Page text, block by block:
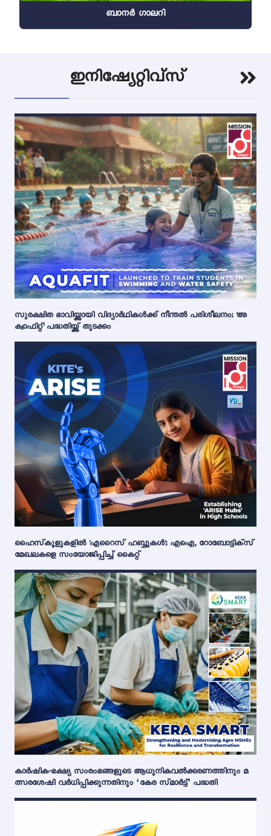
ബാനർ ഗാലറി
ഇനിഷ്യേറ്റിവ്സ്
സുരക്ഷിത ഭാവിയ്ക്കായി വിദ്യാർഥികൾക്ക് നീന്തൽ പരിശീലനം; 'അ
ക്വാഫിറ്റ്' പദ്ധതിയ്ക്ക് തുടക്കം
ഹൈസ്‌കൂളുകളിൽ 'എറൈസ് ഹബ്ബുകൾ'; എഐ, റോബോട്ടിക്സ്
മേഖലകളെ സംയോജിപ്പിച്ച് കൈറ്റ്
കാർഷിക-ഭക്ഷ്യ സംരംഭങ്ങളുടെ ആധുനികവൽക്കരണത്തിനും മ
ത്സരശേഷി വർധിപ്പിക്കുന്നതിനും ‘കേര സ്മാർട്ട്’ പദ്ധതി